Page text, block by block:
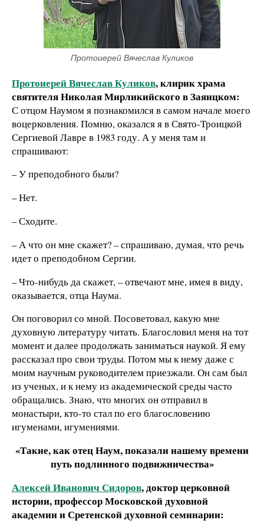
Протоиерей Вячеслав Куликов
Протоиерей Вячеслав Куликов, клирик храма
святителя Николая Мирликийского в Заяицком:
С отцом Наумом я познакомился в самом начале моего
воцерковления. Помню, оказался я в Свято-Троицкой
Сергиевой Лавре в 1983 году. А у меня там и
спрашивают:
– У преподобного были?
– Нет.
– Сходите.
– А что он мне скажет? – спрашиваю, думая, что речь
идет о преподобном Сергии.
– Что-нибудь да скажет, – отвечают мне, имея в виду,
оказывается, отца Наума.
Он поговорил со мной. Посоветовал, какую мне
духовную литературу читать. Благословил меня на тот
момент и далее продолжать заниматься наукой. Я ему
рассказал про свои труды. Потом мы к нему даже с
моим научным руководителем приезжали. Он сам был
из ученых, и к нему из академической среды часто
обращались. Знаю, что многих он отправил в
монастыри, кто-то стал по его благословению
игуменами, игумениями.
«Такие, как отец Наум, показали нашему времени
путь подлинного подвижничества»
Алексей Иванович Сидоров, доктор церковной
истории, профессор Московской духовной
академии и Сретенской духовной семинарии: